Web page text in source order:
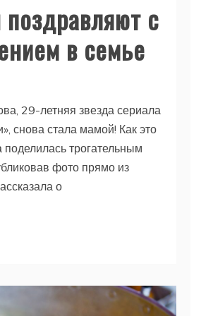
с
в семье
29-летняя звезда сериала
снова стала мамой! Как это
трогательным
фото прямо из
о